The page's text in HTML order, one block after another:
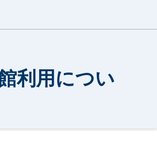
利用につい